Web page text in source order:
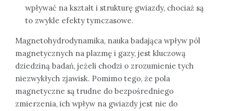
wpływać na kształt i strukturę gwiazdy, chociaż są
to zwykle efekty tymczasowe.
Magnetohydrodynamika, nauka badająca wpływ pól
magnetycznych na plazmę i gazy, jest kluczową
dziedziną badań, jeżeli chodzi o zrozumienie tych
niezwykłych zjawisk. Pomimo tego, że pola
magnetyczne są trudne do bezpośredniego
zmierzenia, ich wpływ na gwiazdy jest nie do